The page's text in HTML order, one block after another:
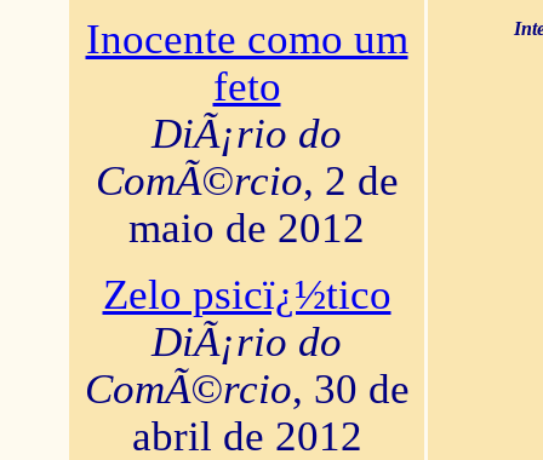
Inocente como um
feto
DiÃ¡rio do
ComÃ©rcio, 2 de
maio de 2012
Zelo psicï¿½tico
DiÃ¡rio do
ComÃ©rcio, 30 de
abril de 2012